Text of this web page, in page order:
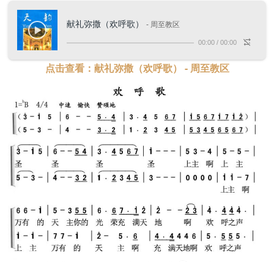
献礼弥撒（欢呼歌） - 周至教区
00:00 / 00:00
点击查看：献礼弥撒（欢呼歌） - 周至教区